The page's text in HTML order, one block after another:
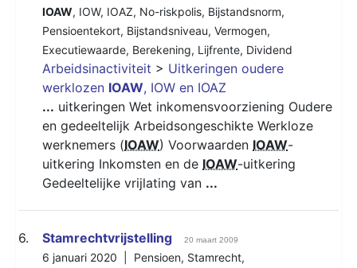
IOAW, IOW, IOAZ, No-riskpolis, Bijstandsnorm,
Pensioentekort, Bijstandsniveau, Vermogen,
Executiewaarde, Berekening, Lijfrente, Dividend
Arbeidsinactiviteit > Uitkeringen oudere
werklozen IOAW, IOW en IOAZ
... uitkeringen Wet inkomensvoorziening Oudere
en gedeeltelijk Arbeidsongeschikte Werkloze
werknemers (IOAW) Voorwaarden IOAW-
uitkering Inkomsten en de IOAW-uitkering
Gedeeltelijke vrijlating van ...
6. Stamrechtvrijstelling 20 maart 2009
6 januari 2020 | Pensioen, Stamrecht,